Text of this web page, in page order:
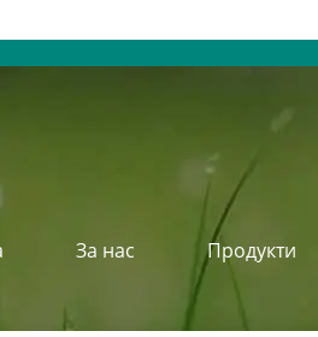
За нас Продукти